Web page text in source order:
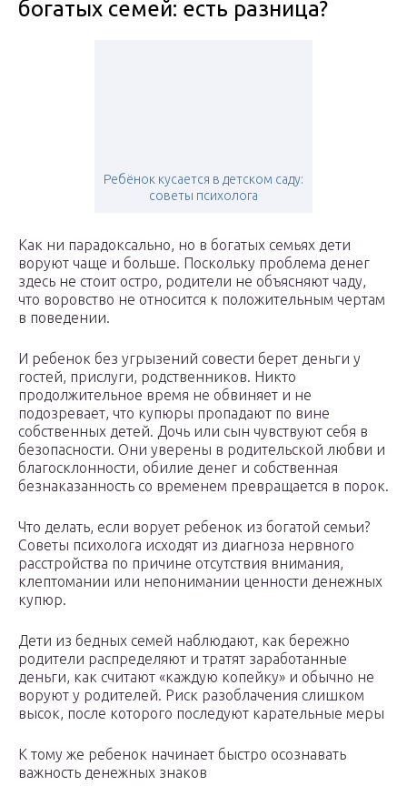
богатых семей: есть разница?
Ребёнок кусается в детском саду:
советы психолога
Как ни парадоксально, но в богатых семьях дети
воруют чаще и больше. Поскольку проблема денег
здесь не стоит остро, родители не объясняют чаду,
что воровство не относится к положительным чертам
в поведении.
И ребенок без угрызений совести берет деньги у
гостей, прислуги, родственников. Никто
продолжительное время не обвиняет и не
подозревает, что купюры пропадают по вине
собственных детей. Дочь или сын чувствуют себя в
безопасности. Они уверены в родительской любви и
благосклонности, обилие денег и собственная
безнаказанность со временем превращается в порок.
Что делать, если ворует ребенок из богатой семьи?
Советы психолога исходят из диагноза нервного
расстройства по причине отсутствия внимания,
клептомании или непонимании ценности денежных
купюр.
Дети из бедных семей наблюдают, как бережно
родители распределяют и тратят заработанные
деньги, как считают «каждую копейку» и обычно не
воруют у родителей. Риск разоблачения слишком
высок, после которого последуют карательные меры
К тому же ребенок начинает быстро осознавать
важность денежных знаков